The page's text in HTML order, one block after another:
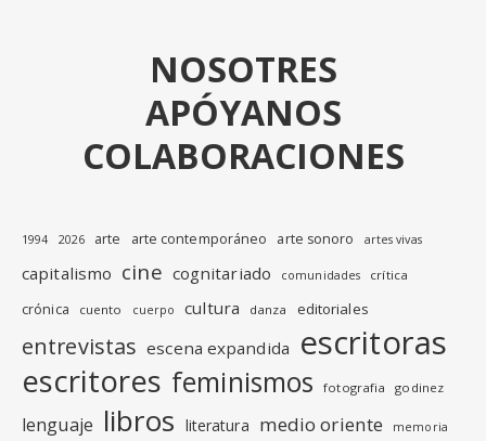
NOSOTRES
APÓYANOS
COLABORACIONES
1994 2026 arte arte contemporáneo arte sonoro artes vivas
capitalismo cine cognitariado comunidades crítica
crónica cuento cuerpo cultura danza editoriales
entrevistas escena expandida escritoras
escritores feminismos fotografia godinez
lenguaje libros literatura medio oriente memoria